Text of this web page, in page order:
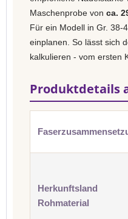
Maschenprobe von ca.
Für ein Modell in Gr. 38-
einplanen. So lässt sich
kalkulieren - vom ersten
Produktdetails
Herkunftsland
Rohmaterial